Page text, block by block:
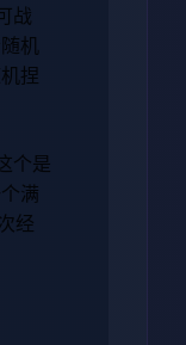
战
机
捏
个是
满
经